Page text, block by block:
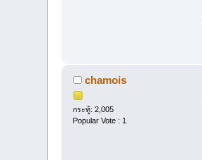
chamois
กระทู้: 2,005
Popular Vote : 1